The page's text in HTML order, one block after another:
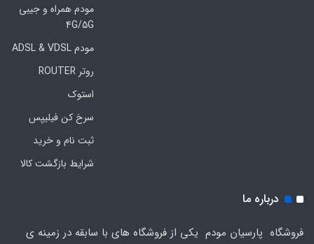
مودم همراه و جیبی
4G/5G
مودم ADSL & VDSL
روتر ROUTER
استوک
سرخ کن فیلیپس
ثبت نام و خرید
شرایط بازگشت کالا
درباره ما
فروشگاه پارسیان مودم یکی از فروشگاه های با سابقه در زمینه ی